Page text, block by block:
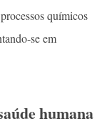
químicos
se em
humana